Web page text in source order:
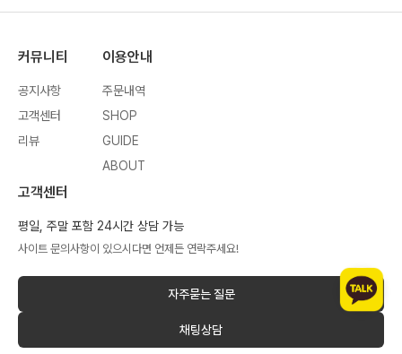
커뮤니티
공지사항
고객센터
리뷰
이용안내
주문내역
SHOP
GUIDE
ABOUT
고객센터
평일, 주말 포함 24시간 상담 가능
사이트 문의사항이 있으시다면 언제든 연락주세요!
자주묻는 질문
채팅상담